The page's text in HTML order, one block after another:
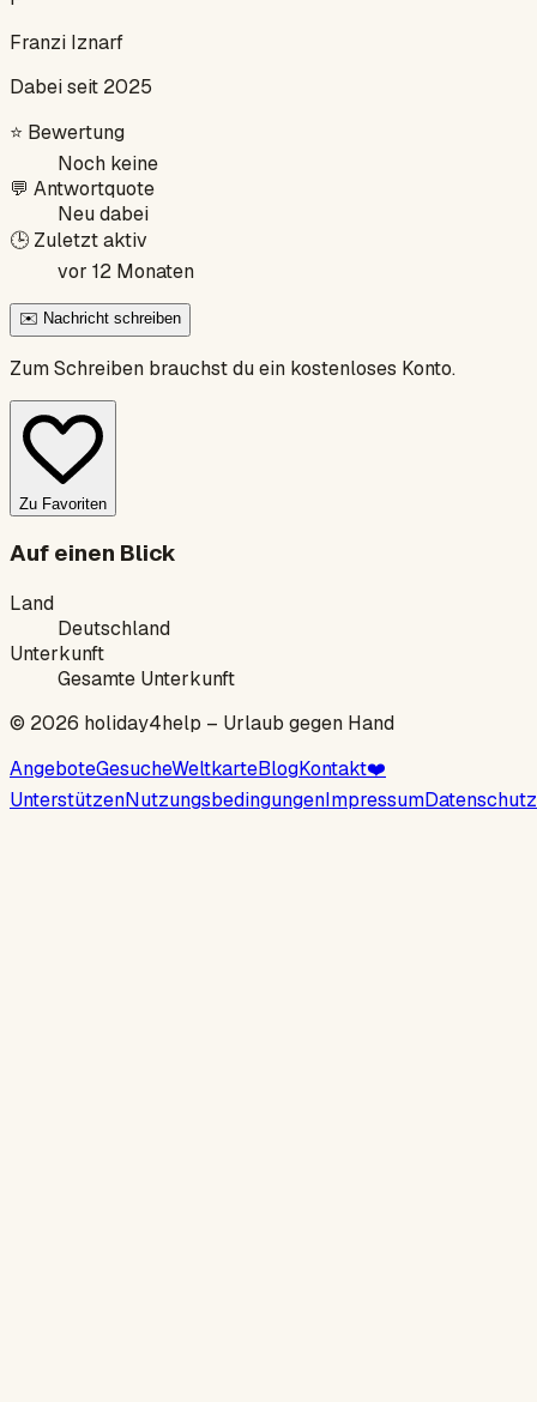
Franzi Iznarf
Dabei seit 2025
⭐ Bewertung
Noch keine
💬 Antwortquote
Neu dabei
🕒 Zuletzt aktiv
vor 12 Monaten
✉️ Nachricht schreiben
Zum Schreiben brauchst du ein kostenloses Konto.
Zu Favoriten
Auf einen Blick
Land
Deutschland
Unterkunft
Gesamte Unterkunft
© 2026 holiday4help – Urlaub gegen Hand
AngeboteGesucheWeltkarteBlogKontakt❤️
UnterstützenNutzungsbedingungenImpressumDatenschutz